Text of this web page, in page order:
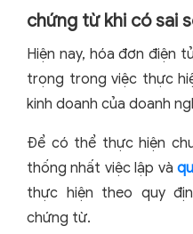
chứng từ khi có sai
Hiện nay, hóa đơn điện
trọng trong việc thực
kinh doanh của doanh
Để có thể thực hiện
thống nhất việc lập và
thực hiện theo quy
chứng từ.